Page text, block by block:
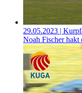
29.05.2023 |
Noah Fischer